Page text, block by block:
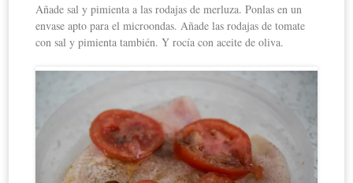
Añade sal y pimienta a las rodajas de merluza. Ponlas en un
envase apto para el microondas. Añade las rodajas de tomate
con sal y pimienta también. Y rocía con aceite de oliva.